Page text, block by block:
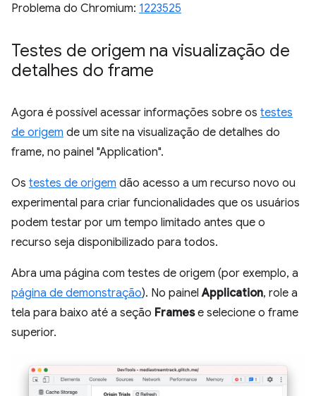
Problema do Chromium: 1223525
Testes de origem na visualização de
detalhes do frame
Agora é possível acessar informações sobre os testes
de origem de um site na visualização de detalhes do
frame, no painel "Application".
Os testes de origem dão acesso a um recurso novo ou
experimental para criar funcionalidades que os usuários
podem testar por um tempo limitado antes que o
recurso seja disponibilizado para todos.
Abra uma página com testes de origem (por exemplo, a
página de demonstração). No painelApplication, role a
tela para baixo até a seção Framese selecione o frame
superior.